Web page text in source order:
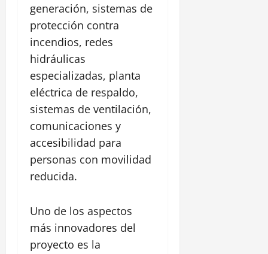
generación, sistemas de
protección contra
incendios, redes
hidráulicas
especializadas, planta
eléctrica de respaldo,
sistemas de ventilación,
comunicaciones y
accesibilidad para
personas con movilidad
reducida.
Uno de los aspectos
más innovadores del
proyecto es la